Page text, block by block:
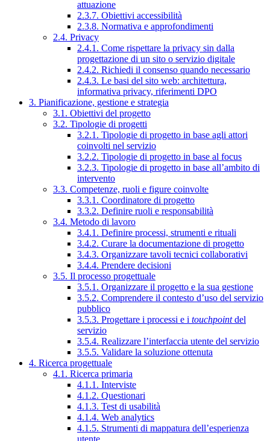
attuazione
2.3.7. Obiettivi accessibilità
2.3.8. Normativa e approfondimenti
2.4. Privacy
2.4.1. Come rispettare la privacy sin dalla
progettazione di un sito o servizio digitale
2.4.2. Richiedi il consenso quando necessario
2.4.3. Le basi del sito web: architettura,
informativa privacy, riferimenti DPO
3. Pianificazione, gestione e strategia
3.1. Obiettivi del progetto
3.2. Tipologie di progetti
3.2.1. Tipologie di progetto in base agli attori
coinvolti nel servizio
3.2.2. Tipologie di progetto in base al focus
3.2.3. Tipologie di progetto in base all’ambito di
intervento
3.3. Competenze, ruoli e figure coinvolte
3.3.1. Coordinatore di progetto
3.3.2. Definire ruoli e responsabilità
3.4. Metodo di lavoro
3.4.1. Definire processi, strumenti e rituali
3.4.2. Curare la documentazione di progetto
3.4.3. Organizzare tavoli tecnici collaborativi
3.4.4. Prendere decisioni
3.5. Il processo progettuale
3.5.1. Organizzare il progetto e la sua gestione
3.5.2. Comprendere il contesto d’uso del servizio
pubblico
3.5.3. Progettare i processi e i touchpointdel
servizio
3.5.4. Realizzare l’interfaccia utente del servizio
3.5.5. Validare la soluzione ottenuta
4. Ricerca progettuale
4.1. Ricerca primaria
4.1.1. Interviste
4.1.2. Questionari
4.1.3. Test di usabilità
4.1.4. Web analytics
4.1.5. Strumenti di mappatura dell’esperienza
utente